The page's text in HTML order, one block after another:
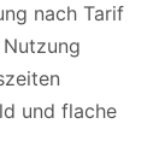
nach Tarif
und flache